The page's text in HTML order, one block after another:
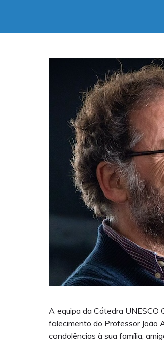
A equipa da Cátedra UNESCO
falecimento do Professor João
condolências à sua família,